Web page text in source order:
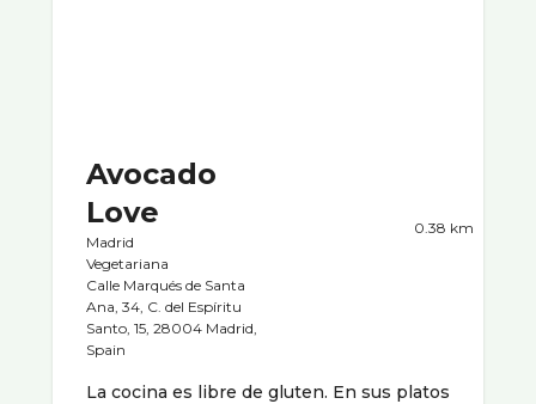
Avocado
Love
Madrid
Vegetariana
Calle Marqués de Santa
Ana, 34, C. del Espíritu
Santo, 15, 28004 Madrid,
Spain
0.38 km
La cocina es libre de gluten. En sus platos